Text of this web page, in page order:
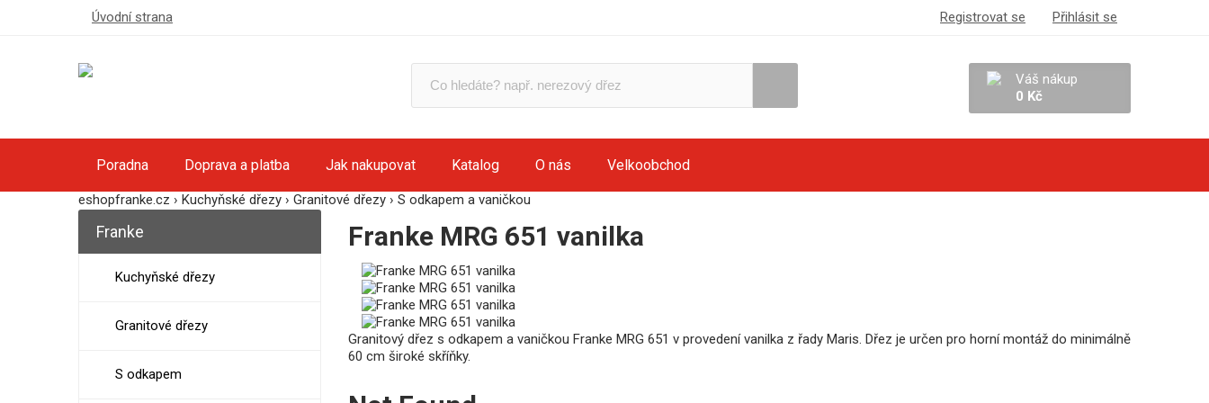
Úvodní strana Registrovat se Přihlásit se
Váš nákup
0 Kč
Poradna Doprava a platba Jak nakupovat Katalog O nás Velkoobchod
eshopfranke.cz › Kuchyňské dřezy › Granitové dřezy › S odkapem a vaničkou
Franke MRG 651 vanilka
Granitový dřez s odkapem a vaničkou Franke MRG 651 v provedení vanilka z řady Maris. Dřez je určen pro horní montáž do minimálně
60 cm široké skříňky.
Franke
Kuchyňské dřezy
Granitové dřezy
S odkapem